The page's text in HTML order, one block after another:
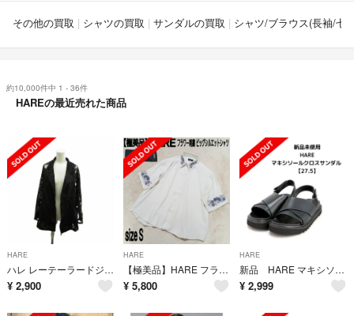
その他の買取 シャツの買取 サンダルの買取 シャツ/ブラウス(長袖/七
約10,000件中 1 - 36件
HAREの最近売れた商品
HARE
ハレ レーテーラードジャケット Free 黒 ブラック レース柄 長袖
¥ 2,900
HARE
【極美品】HARE フラワー刺繍 ビッグシルエットシャツ 花柄 半袖 ホワイト
¥ 5,800
HARE
新品 HARE マキシソールサンダル メンズ ブラック Lサイズ
¥ 2,999